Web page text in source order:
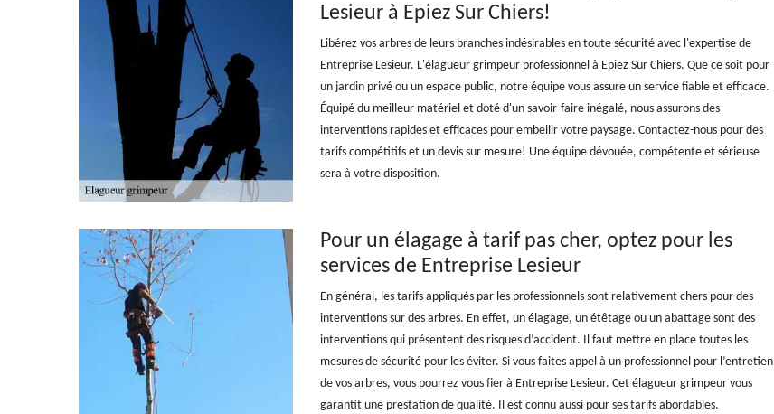
Lesieur à Epiez Sur Chiers!
Libérez vos arbres de leurs branches indésirables en toute sécurité avec l'expertise de
Entreprise Lesieur. L'élagueur grimpeur professionnel à Epiez Sur Chiers. Que ce soit pour
un jardin privé ou un espace public, notre équipe vous assure un service fiable et efficace.
Équipé du meilleur matériel et doté d'un savoir-faire inégalé, nous assurons des
interventions rapides et efficaces pour embellir votre paysage. Contactez-nous pour des
tarifs compétitifs et un devis sur mesure! Une équipe dévouée, compétente et sérieuse
sera à votre disposition.
Pour un élagage à tarif pas cher, optez pour les
services de Entreprise Lesieur
En général, les tarifs appliqués par les professionnels sont relativement chers pour des
interventions sur des arbres. En effet, un élagage, un étêtage ou un abattage sont des
interventions qui présentent des risques d’accident. Il faut mettre en place toutes les
mesures de sécurité pour les éviter. Si vous faites appel à un professionnel pour l’entretien
de vos arbres, vous pourrez vous fier à Entreprise Lesieur. Cet élagueur grimpeur vous
garantit une prestation de qualité. Il est connu aussi pour ses tarifs abordables.